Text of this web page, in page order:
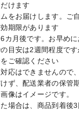
けます
をお届けします。
期限があります
カ月後です。お早め
目安は2週間程度で
ご確認ください
応はできませんので
ず、配送業者の保管
像はイメージです。
た場合は、商品到着